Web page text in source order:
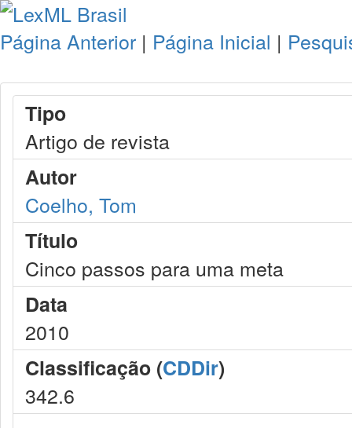
Página Anterior | Página Inicial |
Tipo
Artigo de revista
Autor
Coelho, Tom
Título
Cinco passos para uma meta
Data
2010
Classificação (CDDir)
342.6